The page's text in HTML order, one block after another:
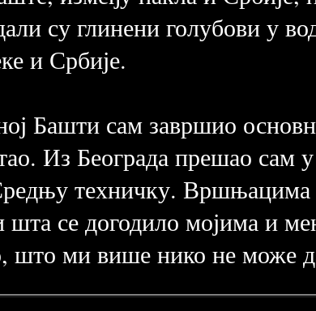
су глинени голубови у
и Србије.
Башти сам завршио
Из Београда прешао сам
техничку.
шта се догодило мојима и
што ми више нико не може